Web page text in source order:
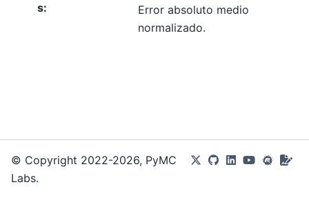
s:
Error absoluto medio
normalizado.
© Copyright 2022-2026, PyMC
Labs.